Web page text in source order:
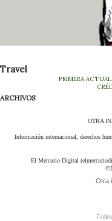
Travel
PRIMERA
ARCHIVOS
OTRA
Información internacional, derechos
El Mercurio Digital
Otra